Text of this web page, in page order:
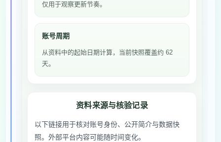
仅用于观察更新节奏。
账号周期
从资料中的起始日期计算，当前快照覆盖约 62
天。
资料来源与核验记录
以下链接用于核对账号身份、公开简介与数据快
照。外部平台内容可能随时间变化。